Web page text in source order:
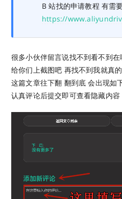
B 站找的申请教程 有需
https://
很多小伙伴留言说找不到看不到在
给你们上截图吧 再找不到我就真
这篇文章往下翻 翻到底 会出现如
认真评论后提交即可查看隐藏内容